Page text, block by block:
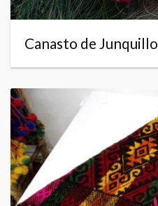
Canasto de Junquillo